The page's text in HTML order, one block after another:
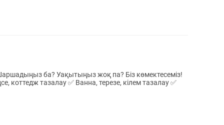
ба? Уақытыңыз жоқ па? Біз көмектесеміз!
коттедж тазалау ✅ Ванна, терезе, кілем тазалау ✅